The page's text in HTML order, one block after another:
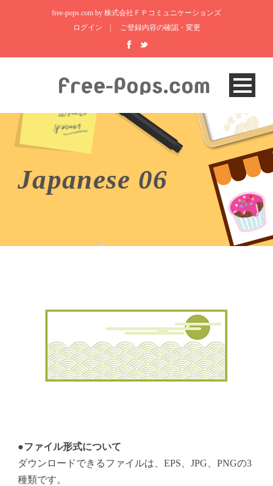
free-pops.com by 株式会社ＦＰコミュニケーションズ
ログイン
ご登録内容の確認・変更
Japanese 06
●ファイル形式について
ダウンロードできるファイルは、EPS、JPG、PNGの3
種類です。